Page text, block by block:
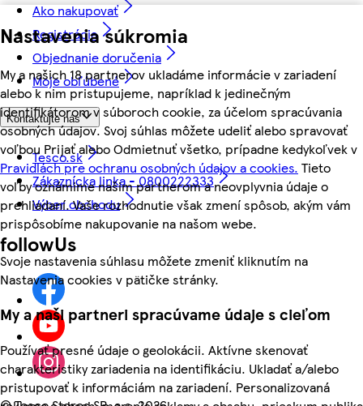
Nastavenia súkromia
My a našich 18 partnerov ukladáme informácie v zariadení
alebo k nim pristupujeme, napríklad k jedinečným
identifikátorom v súboroch cookie, za účelom spracúvania
osobných údajov. Svoj súhlas môžete udeliť alebo spravovať
voľbou Prijať alebo Odmietnuť všetko, prípadne kedykoľvek v
Pravidlách pre ochranu osobných údajov a cookies. Tieto
voľby oznámime našim partnerom a neovplyvnia údaje o
prehliadaní. Vaše rozhodnutie však zmení spôsob, akým vám
prispôsobíme nakupovanie na našom webe.
Svoje nastavenia súhlasu môžete zmeniť kliknutím na
Nastavenia cookies v pätičke stránky.
My a naši partneri spracúvame údaje s cieľom
Používať presné údaje o geolokácii. Aktívne skenovať
charakteristiky zariadenia na identifikáciu. Ukladať a/alebo
pristupovať k informáciám na zariadení. Personalizovaná
Ako nakupovať
Registrácia
Objednanie doručenia
Moje obľúbené
Kontaktujte nás
Tesco.sk
Zákaznícka linka - 0800222333
Výber obchodu
followUs